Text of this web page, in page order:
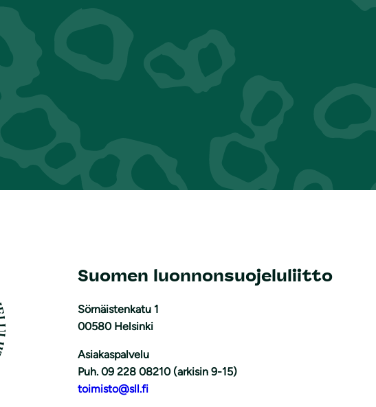
Suomen luonnonsuojeluliitto
Sörnäistenkatu 1
00580 Helsinki
Asiakaspalvelu
Puh. 09 228 08210 (arkisin 9-15)
toimisto@sll.fi